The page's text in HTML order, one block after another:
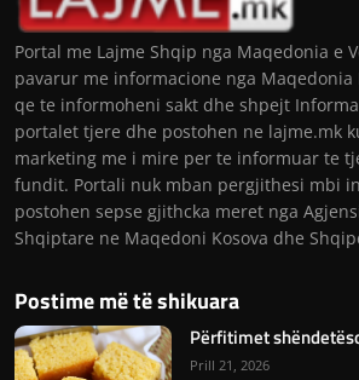
Portal me Lajme Shqip nga Maqedonia e
pavarur me informacione nga Maqedonia
qe te informoheni sakt dhe shpejt
portalet tjere dhe postohen ne lajme.mk
marketing me i mire per te informuar te
fundit. Portali nuk mban pergjithesi mbi
postohen sepse gjithcka meret nga
Shqiptare ne Maqedoni Kosova dhe
Postime më të shikuara
Përfitimet
Prill 21, 2026